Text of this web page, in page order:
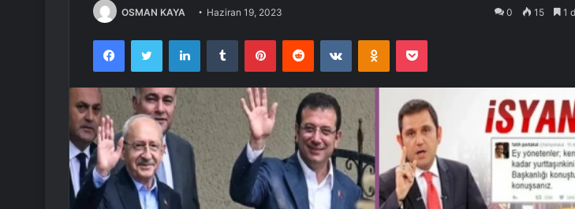
OSMAN KAYA Haziran 19, 2023 0 15 1
FacebookTwitter LinkedInTumblr PinterestReddit VKontakteOdnoklassniki
Pocket